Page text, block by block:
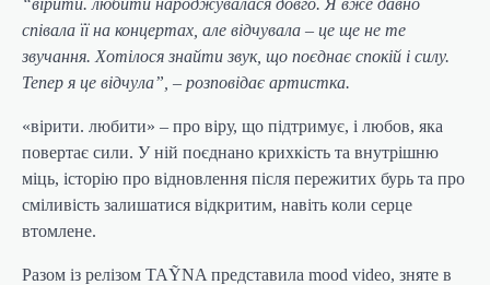
“вірити. любити народжувалася довго. Я вже давно
співала її на концертах, але відчувала – це ще не те
звучання. Хотілося знайти звук, що поєднає спокій і силу.
Тепер я це відчула”, – розповідає артистка.
«вірити. любити» – про віру, що підтримує, і любов, яка
повертає сили. У ній поєднано крихкість та внутрішню
міць, історію про відновлення після пережитих бурь та про
сміливість залишатися відкритим, навіть коли серце
втомлене.
Разом із релізом TAỸNA представила mood video, зняте в